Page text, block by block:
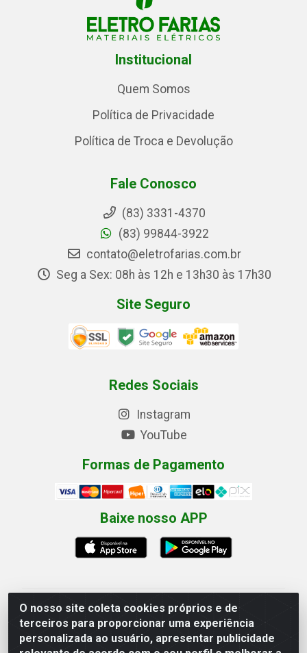
O nosso site coleta cookies próprios e de
terceiros para proporcionar uma experiência
personalizada ao usuário, apresentar publicidade
Institucional
Quem Somos
Política de Privacidade
Política de Troca e Devolução
Fale Conosco
(83) 3331-4370
(83) 99844-3922
contato@eletrofarias.com.br
Seg a Sex: 08h às 12h e 13h30 às 17h30
Site Seguro
Redes Sociais
Instagram
YouTube
Formas de Pagamento
Baixe nosso APP
Eletrofarias Materiais Eletricos - Av. Jorn. Assis
Chateaubriand, 2500 - Distrito Industrial, Campina
Grande/PB - CEP 58.410-062 - CNPJ 12.110.462/0001-